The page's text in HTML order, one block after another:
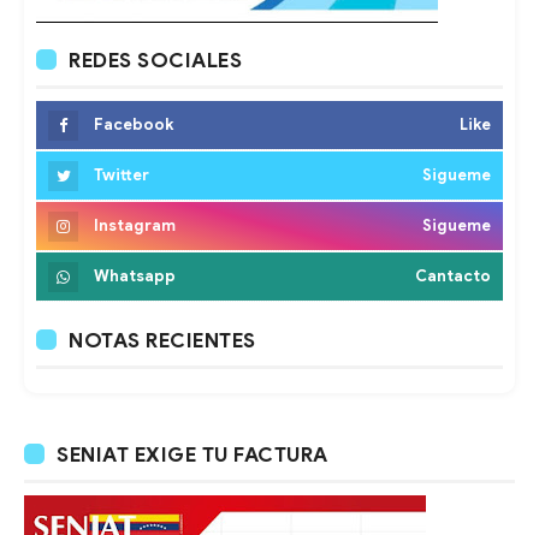
REDES SOCIALES
Facebook Like
Twitter Sigueme
Instagram Sigueme
Whatsapp Cantacto
NOTAS RECIENTES
SENIAT EXIGE TU FACTURA